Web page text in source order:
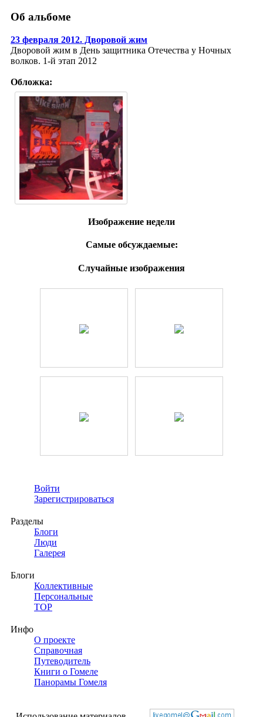
Об альбоме
23 февраля 2012. Дворовой жим
Дворовой жим в День защитника Отечества у Ночных
волков. 1-й этап 2012
Обложка:
Изображение недели
Самые обсуждаемые:
Случайные изображения
Войти
Зарегистрироваться
Разделы
Блоги
Люди
Галерея
Блоги
Коллективные
Персональные
TOP
Инфо
О проекте
Справочная
Путеводитель
Книги о Гомеле
Панорамы Гомеля